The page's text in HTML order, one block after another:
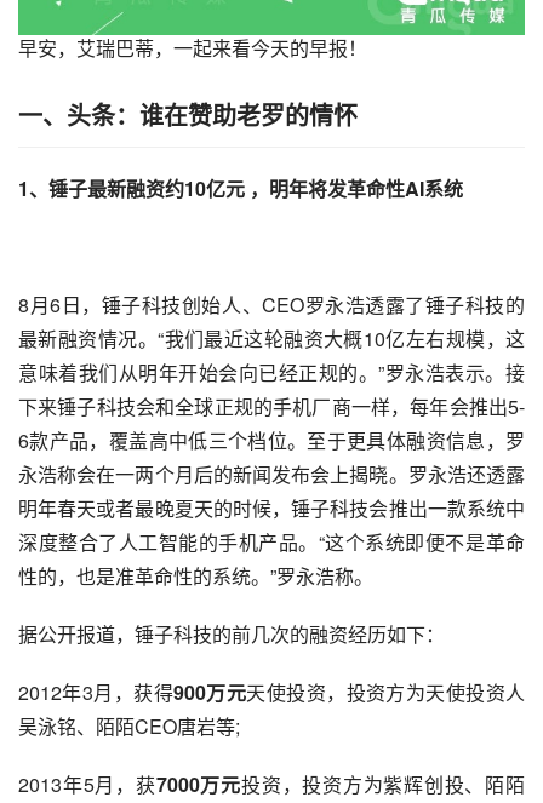
早安，艾瑞巴蒂，一起来看今天的早报！
一、头条：谁在赞助老罗的情怀
1、锤子最新融资约10亿元 ，明年将发革命性AI系统
8月6日， 锤子科技创始人、CEO罗永浩透露了锤子科技的
最新融资情况。“我们最近这轮融资大概10亿左右规模，这
意味着我们从明年开始会向已经正规的。”罗永浩表示。接
下来锤子科技会和全球正规的手机厂商一样，每年会推出5-
6款产品，覆盖高中低三个档位。至于更具体融资信息，罗
永浩称会在一两个月后的新闻发布会上揭晓。罗永浩还透露
明年春天或者最晚夏天的时候，锤子科技会推出一款系统中
深度整合了人工智能的手机产品。“这个系统即便不是革命
性的，也是准革命性的系统。”罗永浩称。
据公开报道，锤子科技的前几次的融资经历如下：
2012年3月，获得900万元天使投资，投资方为天使投资人
吴泳铭、陌陌CEO唐岩等;
2013年5月，获7000万元投资，投资方为紫辉创投、陌陌